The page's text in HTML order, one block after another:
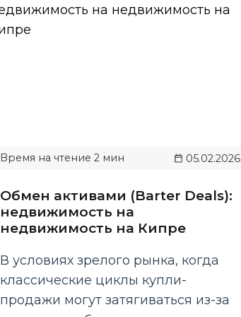
05.02.2026
Обмен активами (Barter Deals):
недвижимость на
недвижимость на Кипре
В условиях зрелого рынка, когда
классические циклы купли-
продажи могут затягиваться из-за